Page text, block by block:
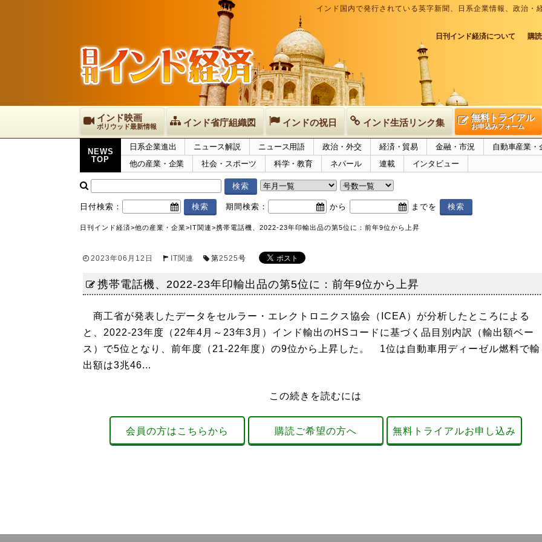
インド国内で発行されている英字新聞、日系企業情報、政治
日刊インド経済について 購
インド映画
ボリウッド最新情報 インド省庁組織図 インドの祝日 インド生活リンク集 無料トライアル
お申込みフォーム
NEWS
TOP
日系企業進出 ニュース解説 ニュース用語 政治・外交 経済・貿易 金融・市況
自動車産業・
他の産業・企業
社会・スポーツ 科学・教育 ネパール 連載 インタビュー
日付検索： 期間検索： から までを
日刊インド経済>他の産業・企業>IT関連>携帯電話機、2022-23年印輸出品の第5位に：前年9位から上昇
2023年06月12日 IT関連 第2525号
携帯電話機、2022-23年印輸出品の第5位に：前年9位から上昇
商工省が発表したデータをセルラー・エレクトロニクス協会（ICEA）が分析したところによる
と、2022-23年度（22年4月～23年3月）インド輸出のHSコードに基づく品目別内訳（輸出額ベー
ス）で5位となり、前年度（21-22年度）の9位から上昇した。 1位は自動車用ディーゼル燃料で輸
出額は3兆46...
この続きを読むには
会員の方はこちらから 購読ご希望の方へ 無料トライアルお申し込み